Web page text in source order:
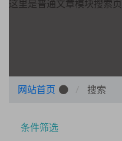
这里是普通文章模块搜索页
网站首页 搜索
条件筛选